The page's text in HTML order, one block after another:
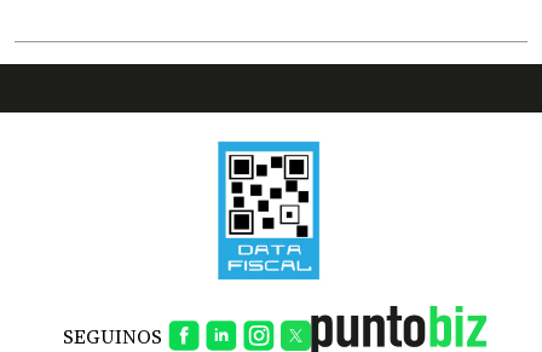
SEGUINOS